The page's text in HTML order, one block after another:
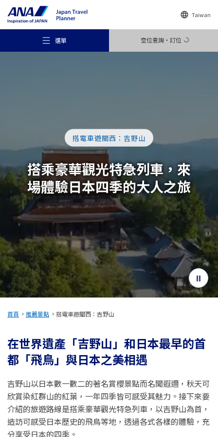
Taiwan
選單 空位查詢・訂位
旅遊尋找靈感
目的地
旅遊資訊
ANA 服務
關閉
搭電車遊關西：吉野山
搭乘豪華觀光特急列車，來
場體驗日本四季的大人之旅
首頁 推薦景點 搭電車遊關西：吉野山
在世界遺產「吉野山」和日本最早的首
都「飛鳥」與日本之美相遇
吉野山以日本數一數二的著名賞櫻景點而名聞遐邇，秋天可
欣賞染紅群山的紅葉，一年四季皆可感受其魅力。接下來要
介紹的旅遊路線是搭乘豪華觀光特急列車，以吉野山為首，
造訪可感受日本歷史的飛鳥等地，透過各式各樣的體驗，充
分享受日本的四季。